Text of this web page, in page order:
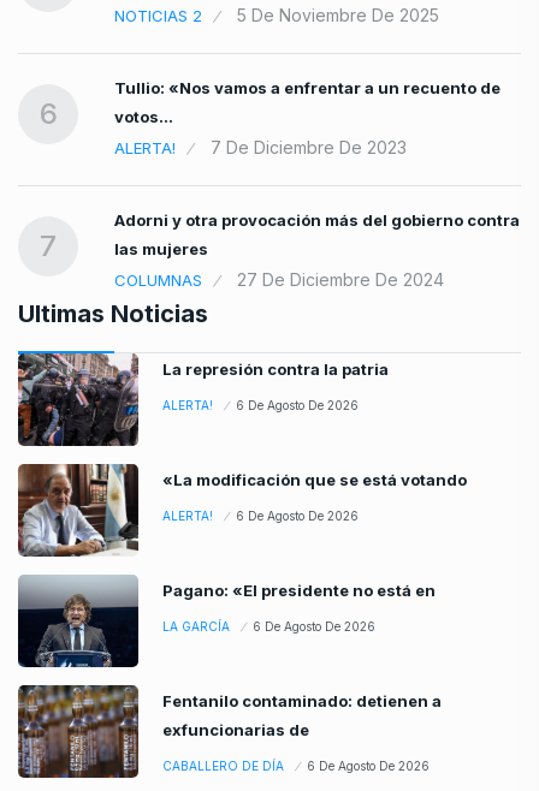
NOTICIAS 2
5 De Noviembre De 2025
6
Tullio: «Nos vamos a enfrentar a un recuento de
votos…
ALERTA!
7 De Diciembre De 2023
7
Adorni y otra provocación más del gobierno contra
las mujeres
COLUMNAS
27 De Diciembre De 2024
Ultimas Noticias
La represión contra la patria
ALERTA! 6 De Agosto De 2026
«La modificación que se está votando
ALERTA! 6 De Agosto De 2026
Pagano: «El presidente no está en
LA GARCÍA 6 De Agosto De 2026
Fentanilo contaminado: detienen a
exfuncionarias de
CABALLERO DE DÍA 6 De Agosto De 2026